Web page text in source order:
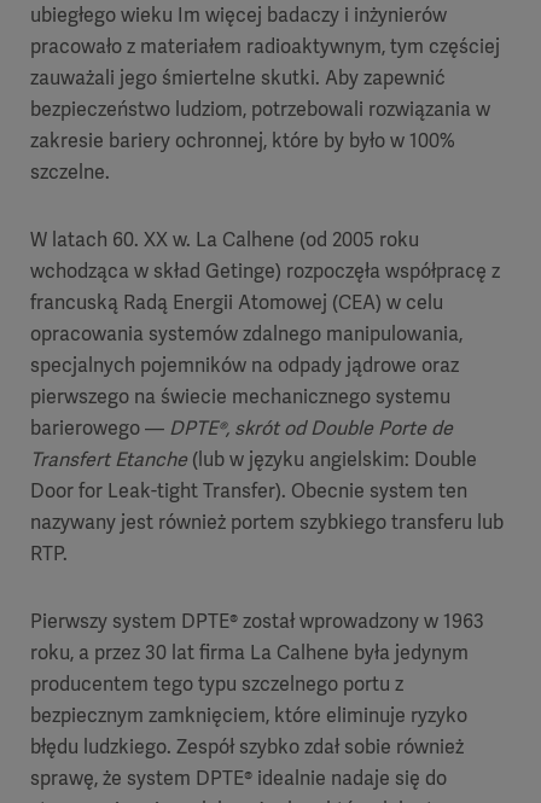
ubiegłego wieku Im więcej badaczy i inżynierów
pracowało z materiałem radioaktywnym, tym częściej
zauważali jego śmiertelne skutki. Aby zapewnić
bezpieczeństwo ludziom, potrzebowali rozwiązania w
zakresie bariery ochronnej, które by było w 100%
szczelne.
W latach 60. XX w. La Calhene (od 2005 roku
wchodząca w skład Getinge) rozpoczęła współpracę z
francuską Radą Energii Atomowej (CEA) w celu
opracowania systemów zdalnego manipulowania,
specjalnych pojemników na odpady jądrowe oraz
pierwszego na świecie mechanicznego systemu
barierowego — DPTE®, skrót od Double Porte de
Transfert Etanche (lub w języku angielskim: Double
Door for Leak-tight Transfer). Obecnie system ten
nazywany jest również portem szybkiego transferu lub
RTP.
Pierwszy system DPTE® został wprowadzony w 1963
roku, a przez 30 lat firma La Calhene była jedynym
producentem tego typu szczelnego portu z
bezpiecznym zamknięciem, które eliminuje ryzyko
błędu ludzkiego. Zespół szybko zdał sobie również
sprawę, że system DPTE® idealnie nadaje się do